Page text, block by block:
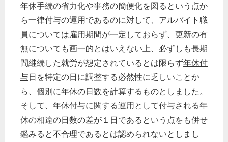
年休手続の省力化や事務の簡便化を図るという点か
ら一律付与の運用であるのに対して、アルバイト職
員については雇用期間が一定しておらず、更新の有
無についても画一的とはいえない上、必ずしも長期
間継続した就労が想定されているとは限らず年休付
与日を特定の日に調整する必然性に乏しいことか
ら、個別に年休の日数を計算するものとしました。
そして、 年休付与に関する運用として付与される年
休の相違の日数の差が１日であるという点をも併せ
鑑みると不合理であるとは認められないとしまし
どのカテゴリーに投稿しますか？
選択してください
労務管理